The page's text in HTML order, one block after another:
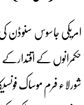
امریکی جاسوس سنوڈن
حکمرانوں کے
شورلاء فرم موساک